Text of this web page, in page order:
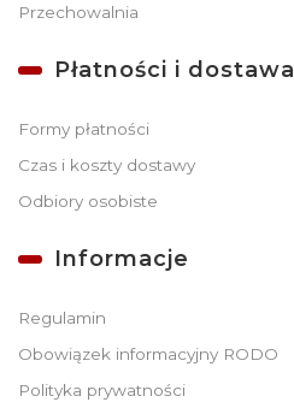
Przechowalnia
Płatności i dostawa
Formy płatności
Czas i koszty dostawy
Odbiory osobiste
Informacje
Regulamin
Obowiązek informacyjny RODO
Polityka prywatności